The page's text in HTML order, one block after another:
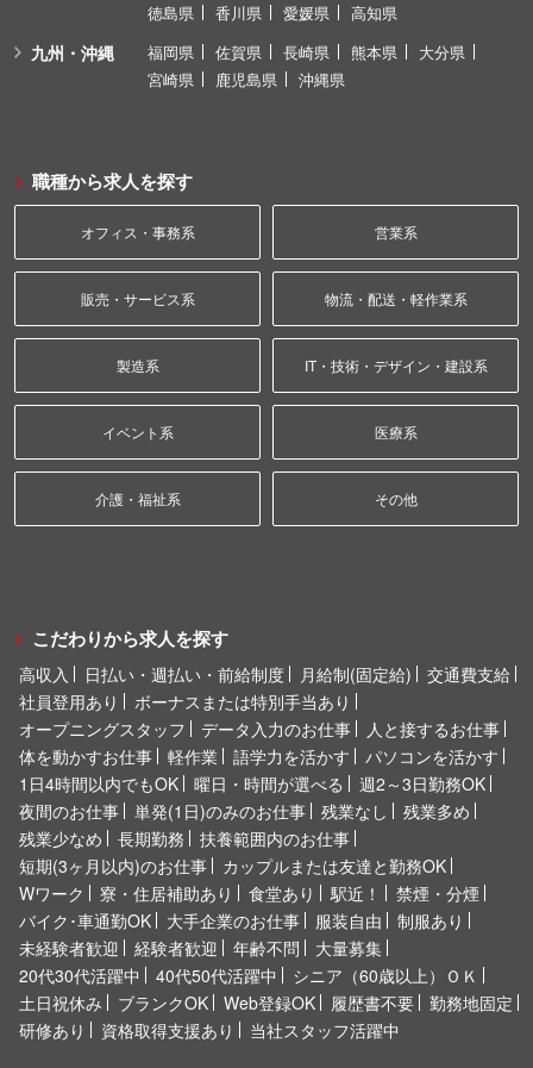
徳島県
香川県 愛媛県 高知県
九州・沖縄 福岡県 佐賀県 長崎県 熊本県
大分県
宮崎県
鹿児島県 沖縄県
職種から求人を探す
オフィス・事務系 営業系
販売・サービス系 物流・配送・軽作業系
製造系 IT・技術・デザイン・建設系
イベント系 医療系
介護・福祉系 その他
こだわりから求人を探す
高収入 日払い・週払い・前給制度 月給制(固定給)
交通費支給
社員登用あり
ボーナスまたは特別手当あり
オープニングスタッフ
データ入力のお仕事
人と接するお仕事
体を動かすお仕事
軽作業 語学力を活かす
パソコンを活かす
1日4時間以内でもOK
曜日・時間が選べる
週2～3日勤務OK
夜間のお仕事
単発(1日)のみのお仕事 残業なし
残業多め
残業少なめ
長期勤務
扶養範囲内のお仕事
短期(3ヶ月以内)のお仕事
カップルまたは友達と勤務OK
Wワーク
寮・住居補助あり 食堂あり 駅近！
禁煙・分煙
バイク･車通勤OK
大手企業のお仕事 服装自由
制服あり
未経験者歓迎
経験者歓迎 年齢不問
大量募集
20代30代活躍中
40代50代活躍中
シニア（60歳以上）ＯＫ
土日祝休み
ブランクOK Web登録OK 履歴書不要
勤務地固定
研修あり
資格取得支援あり 当社スタッフ活躍中